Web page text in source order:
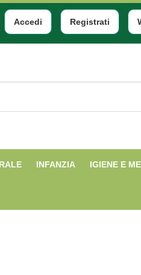
Accedi Registrati
INFANZIA IGIENE E